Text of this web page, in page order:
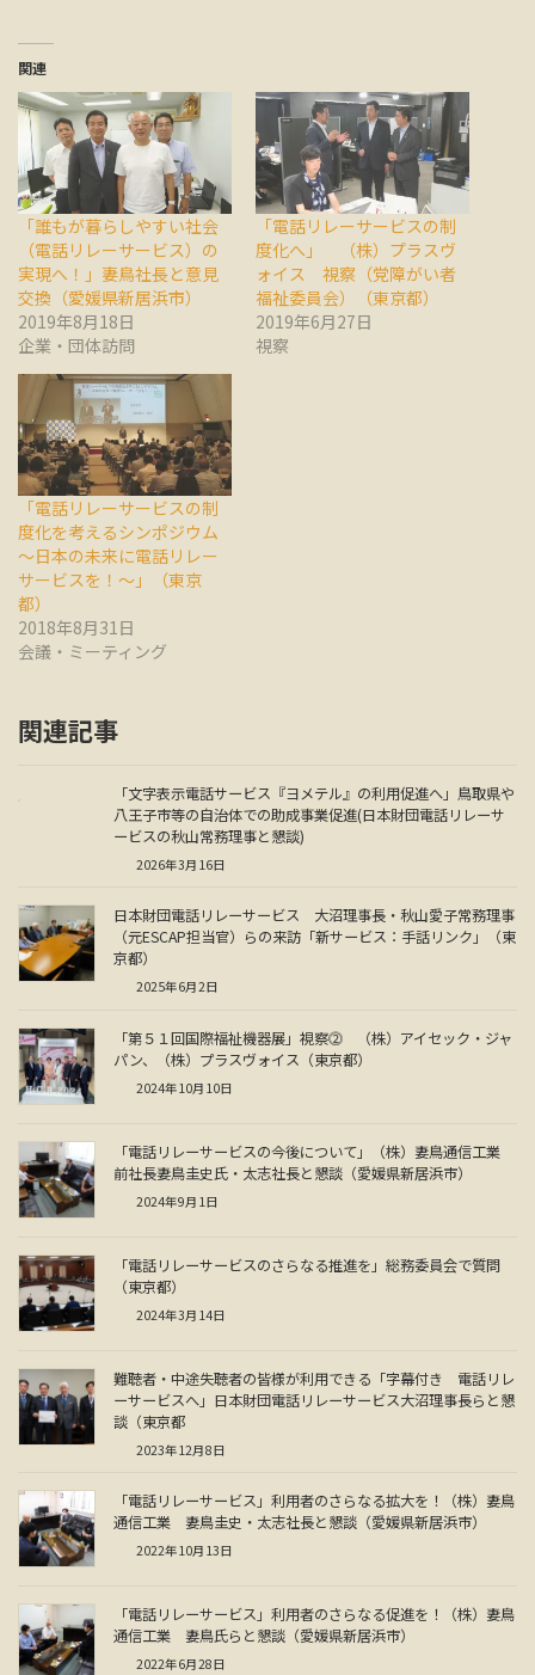
関連
「誰もが暮らしやすい社会
（電話リレーサービス）の
実現へ！」妻鳥社長と意見
交換（愛媛県新居浜市）
2019年8月18日
企業・団体訪問
「電話リレーサービスの制
度化へ」 （株）プラスヴ
ォイス 視察（党障がい者
福祉委員会）（東京都）
2019年6月27日
視察
「電話リレーサービスの制
度化を考えるシンポジウム
～日本の未来に電話リレー
サービスを！～」（東京
都）
2018年8月31日
会議・ミーティング
関連記事
「文字表示電話サービス『ヨメテル』の利用促進へ」鳥取県や
八王子市等の自治体での助成事業促進(日本財団電話リレーサ
ービスの秋山常務理事と懇談)
2026年3月16日
日本財団電話リレーサービス 大沼理事長・秋山愛子常務理事
（元ESCAP担当官）らの来訪「新サービス：手話リンク」（東
京都）
2025年6月2日
「第５１回国際福祉機器展」視察⓶ （株）アイセック・ジャ
パン、（株）プラスヴォイス（東京都）
2024年10月10日
「電話リレーサービスの今後について」（株）妻鳥通信工業
前社長妻鳥圭史氏・太志社長と懇談（愛媛県新居浜市）
2024年9月1日
「電話リレーサービスのさらなる推進を」総務委員会で質問
（東京都）
2024年3月14日
難聴者・中途失聴者の皆様が利用できる「字幕付き 電話リレ
ーサービスへ」日本財団電話リレーサービス大沼理事長らと懇
談（東京都
2023年12月8日
「電話リレーサービス」利用者のさらなる拡大を！（株）妻鳥
通信工業 妻鳥圭史・太志社長と懇談（愛媛県新居浜市）
2022年10月13日
「電話リレーサービス」利用者のさらなる促進を！（株）妻鳥
通信工業 妻鳥氏らと懇談（愛媛県新居浜市）
2022年6月28日